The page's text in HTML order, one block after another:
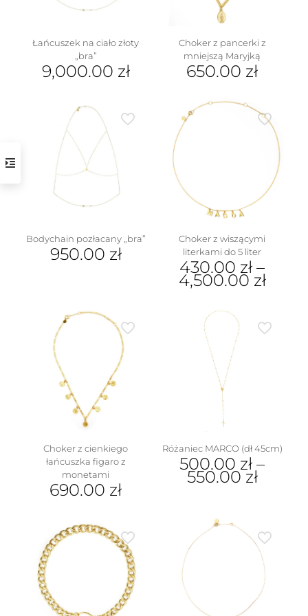
produktu
stronie
produktu
Łańcuszek na ciało złoty
„bra”
9,000.00 zł
Choker z pancerki z
mniejszą Maryjką
650.00 zł
Bodychain pozłacany „bra”
950.00 zł
Choker z wiszącymi
literkami do 5 liter
430.00 zł –
4,500.00 zł
produkt
ma
wiele
wariantów.
Opcje
można
wybrać
na
produktu
Choker z cienkiego
łańcuszka figaro z
monetami
690.00 zł
Różaniec MARCO (dł 45cm)
500.00 zł –
550.00 zł
wiele
wariantów.
stronie